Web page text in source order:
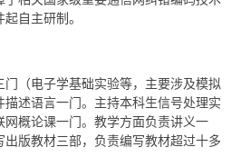
自主研制。
门（电子学基础实验等，主要涉及模拟
述语言一门。主持本科生信号处理实
概论课一门。教学方面负责讲义一
版教材三部，负责编写教材超过十多